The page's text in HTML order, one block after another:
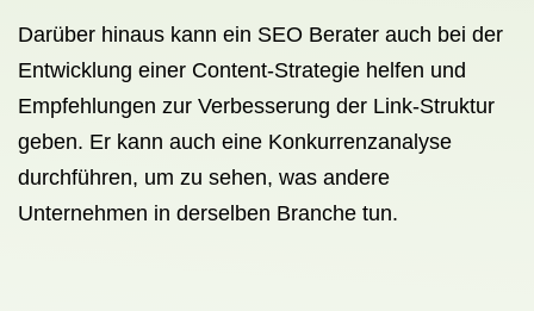
Darüber hinaus kann ein SEO Berater auch bei der
Entwicklung einer Content-Strategie helfen und
Empfehlungen zur Verbesserung der Link-Struktur
geben. Er kann auch eine Konkurrenzanalyse
durchführen, um zu sehen, was andere
Unternehmen in derselben Branche tun.